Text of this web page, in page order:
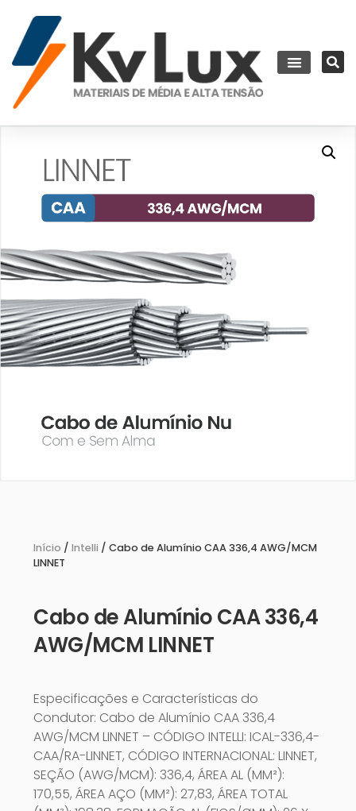
Início / Intelli / Cabo de Alumínio CAA 336,4 AWG/MCM
LINNET
Cabo de Alumínio CAA 336,4
AWG/MCM LINNET
Especificações e Características do
Condutor: Cabo de Alumínio CAA 336,4
AWG/MCM LINNET – CÓDIGO INTELLI: ICAL-336,4-
CAA/RA-LINNET, CÓDIGO INTERNACIONAL: LINNET,
SEÇÃO (AWG/MCM): 336,4, ÁREA AL (MM²):
170,55, ÁREA AÇO (MM²): 27,83, ÁREA TOTAL